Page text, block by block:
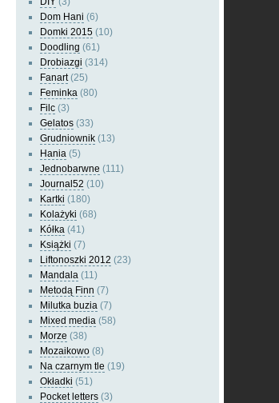
Dom Hani (6)
Domki 2015 (10)
Doodling (61)
Drobiazgi (314)
Fanart(25)
Feminka (80)
Filc (3)
Gelatos (33)
Grudniownik (13)
Hania (5)
Jednobarwne (111)
Journal52 (10)
Kartki (180)
Kolażyki (68)
Kółka (41)
Książki (7)
Liftonoszki 2012 (23)
Mandala (11)
Metodą Finn (7)
Milutka buzia (7)
Mixed media (58)
Morze (38)
Mozaikowo (8)
Na czarnym tle (19)
Okładki (51)
Pocket letters (3)